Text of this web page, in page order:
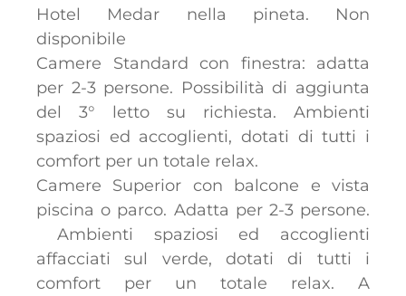
Hotel Medar nella pineta. Non
disponibile
Camere Standard con finestra: adatta
per 2-3 persone. Possibilità di aggiunta
del 3° letto su richiesta. Ambienti
spaziosi ed accoglienti, dotati di tutti i
comfort per un totale relax.
Camere Superior con balcone e vista
piscina o parco. Adatta per 2-3 persone.
Ambienti spaziosi ed accoglienti
affacciati sul verde, dotati di tutti i
comfort per un totale relax. A